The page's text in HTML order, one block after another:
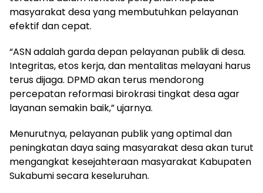
masyarakat desa yang membutuhkan pelayanan
efektif dan cepat.
“ASN adalah garda depan pelayanan publik di desa.
Integritas, etos kerja, dan mentalitas melayani harus
terus dijaga. DPMD akan terus mendorong
percepatan reformasi birokrasi tingkat desa agar
layanan semakin baik,” ujarnya.
Menurutnya, pelayanan publik yang optimal dan
peningkatan daya saing masyarakat desa akan turut
mengangkat kesejahteraan masyarakat Kabupaten
Sukabumi secara keseluruhan.